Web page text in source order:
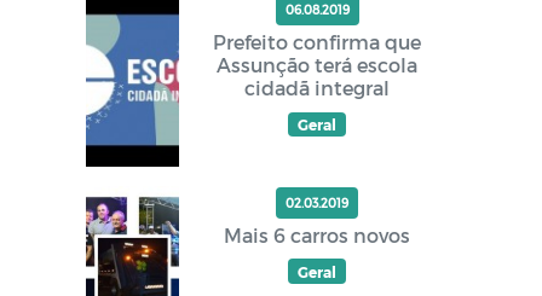
06.08.2019
Prefeito confirma que
Assunção terá escola
cidadã integral
Geral
02.03.2019
Mais 6 carros novos
Geral